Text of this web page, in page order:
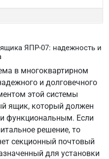
ЯПР-07: надежность и
в многоквартирном
и долговечного
этой системы
ящик, который должен
функциональным. Если
решение, то
секционный почтовый
для установки